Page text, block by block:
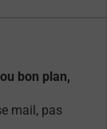
bon plan,
mail, pas